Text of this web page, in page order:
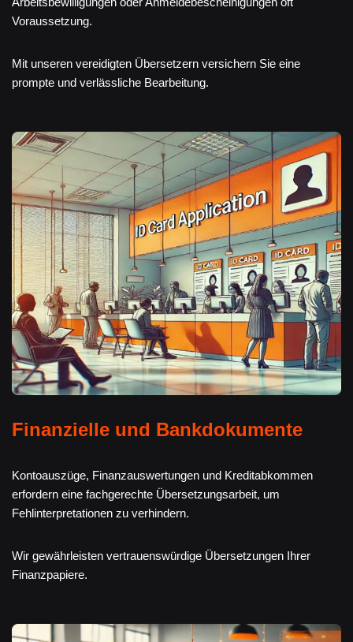
Voraussetzung.
Mit unseren vereidigten Übersetzern versichern Sie eine
prompte und verlässliche Bearbeitung.
Finanzielle und Bankdokumente
Kontoauszüge, Finanzauswertungen und Kreditabkommen
erfordern eine fachgerechte Übersetzungsarbeit, um
Fehlinterpretationen zu verhindern.
Wir gewährleisten vertrauenswürdige Übersetzungen Ihrer
Finanzpapiere.